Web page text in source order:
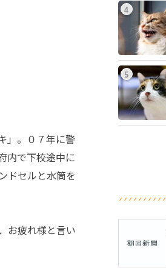
」。０７年に警
内で下校途中に
ドセルと水筒を
お疲れ様と言い
4
5